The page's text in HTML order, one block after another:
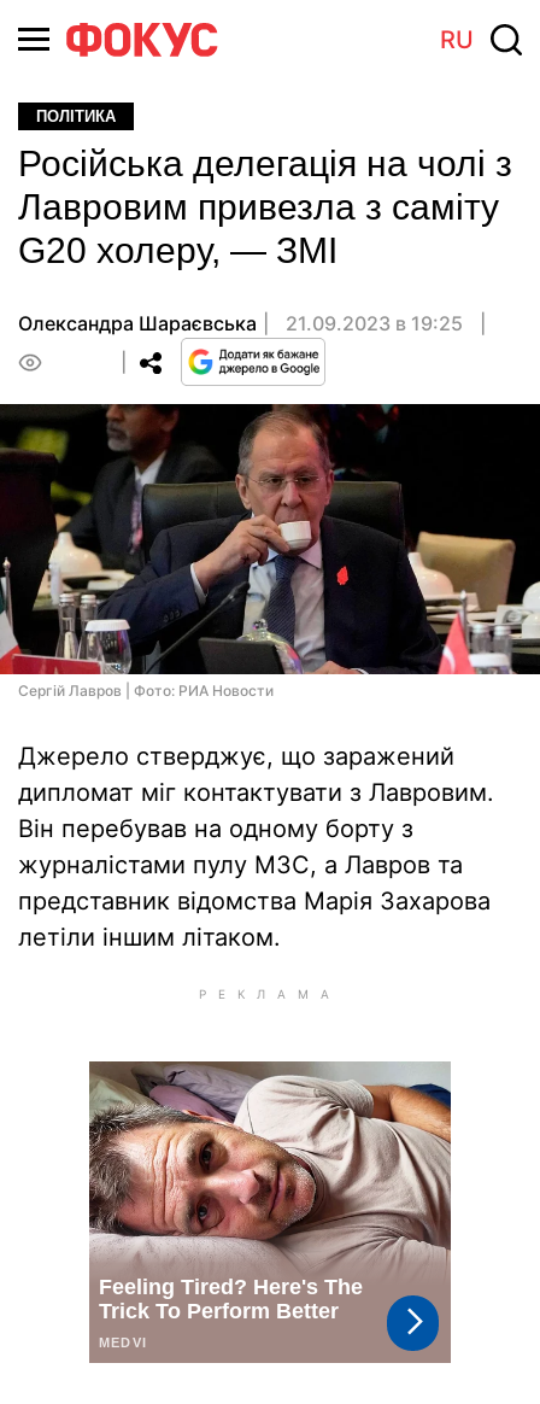
RU
ПОЛІТИКА
Російська делегація на чолі з
Лавровим привезла з саміту
G20 холеру, — ЗМІ
Олександра Шараєвська
21.09.2023 в 19:25
Сергій Лавров | Фото: РИА Новости
Джерело стверджує, що заражений
дипломат міг контактувати з Лавровим.
Він перебував на одному борту з
журналістами пулу МЗС, а Лавров та
представник відомства Марія Захарова
летіли іншим літаком.